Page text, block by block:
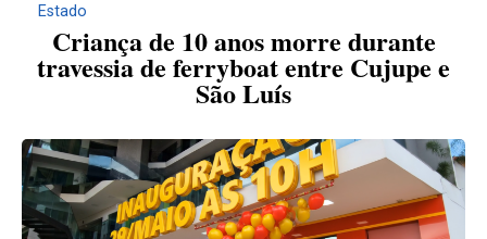
Estado
Criança de 10 anos morre durante
travessia de ferryboat entre Cujupe e
São Luís